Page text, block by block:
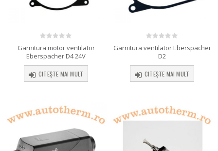
0out of 5
Garnitura motor ventilator
Eberspacher D4 24V
CITEȘTE MAI MULT
0out of 5
Garnitura ventilator Eberspacher
D2
CITEȘTE MAI MULT